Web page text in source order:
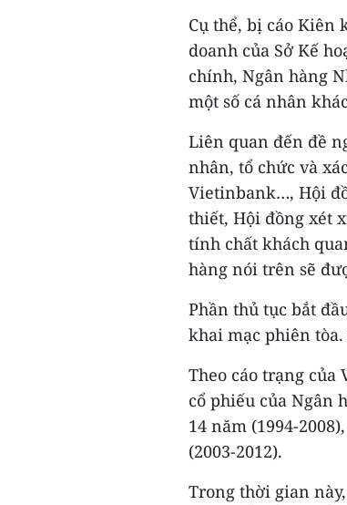
Cụ thể, bị cáo
doanh của Sở Kế
chính, Ngân hàng
một số cá nhân
Liên quan đến đề
nhân, tổ chức và
Vietinbank…, Hội
thiết, Hội đồng xét
tính chất khách
hàng nói trên sẽ
Phần thủ tục bắt
khai mạc phiên
Theo cáo trạng của
cổ phiếu của Ngân
14 năm (1994-
(2003-2012).
Trong thời gian